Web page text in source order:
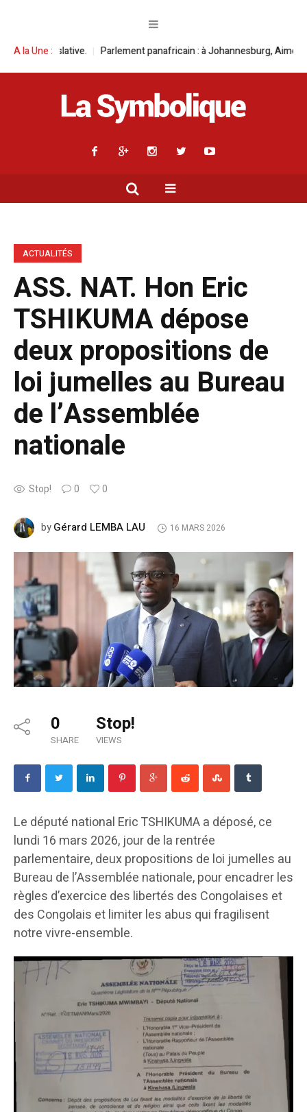
A la Une :panafricain : à Johannesburg, Aimé Boji Sangara multiplie les
ACTUALITÉS
ASS. NAT. Hon Eric
TSHIKUMA dépose
deux propositions de
loi jumelles au Bureau
de l’Assemblée
nationale
Stop! 0 0
byGérard LEMBA LAU 16 MARS 2026
0
SHARE
Stop!
VIEWS
Le député national Eric TSHIKUMA a déposé, ce
lundi 16 mars 2026, jour de la rentrée
parlementaire, deux propositions de loi jumelles au
Bureau de l’Assemblée nationale, pour encadrer les
règles d’exercice des libertés des Congolaises et
des Congolais et limiter les abus qui fragilisent
notre vivre-ensemble.